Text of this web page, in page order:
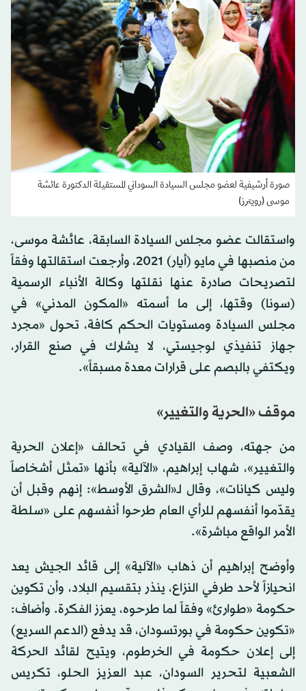
صورة أرشيفية لعضو مجلس السيادة السوداني المستقيلة الدكتورة عائشة
موسى (رويترز)
واستقالت عضو مجلس السيادة السابقة، عائشة موسى،
من منصبها في مايو (أيار) 2021، وأرجعت استقالتها وفقاً
لتصريحات صادرة عنها نقلتها وكالة الأنباء الرسمية
(سونا) وقتها، إلى ما أسمته «المكون المدني» في
مجلس السيادة ومستويات الحكم كافة، تحول «مجرد
جهاز تنفيذي لوجيستي، لا يشارك في صنع القرار،
ويكتفي بالبصم على قرارات معدة مسبقاً».
موقف «الحرية والتغيير»
من جهته، وصف القيادي في تحالف «إعلان الحرية
والتغيير»، شهاب إبراهيم، «الآلية» بأنها «تمثل أشخاصاً
وليس كيانات»، وقال لـ«الشرق الأوسط»: إنهم وقبل أن
يقدّموا أنفسهم للرأي العام طرحوا أنفسهم على «سلطة
الأمر الواقع مباشرة».
وأوضح إبراهيم أن ذهاب «الآلية» إلى قائد الجيش يعد
انحيازاً لأحد طرفي النزاع، ينذر بتقسيم البلاد، وأن تكوين
حكومة «طوارئ» وفقاً لما طرحوه، يعزز الفكرة. وأضاف:
«تكوين حكومة في بورتسودان، قد يدفع (الدعم السريع)
إلى إعلان حكومة في الخرطوم، ويتيح لقائد الحركة
الشعبية لتحرير السودان، عبد العزيز الحلو، تكريس